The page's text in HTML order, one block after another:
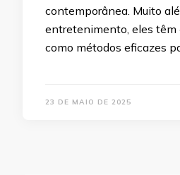
contemporânea. Muito
entretenimento, eles têm
como métodos eficazes
23 DE MAIO DE 2025